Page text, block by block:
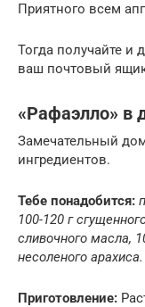
Приятного всем
Тогда получайте и
ваш почтовый
«Рафаэлло» в
Замечательный
ингредиентов.
Тебе понадобится:
100-120 г
сливочного масла,
несоленого арахиса.
Приготовление: